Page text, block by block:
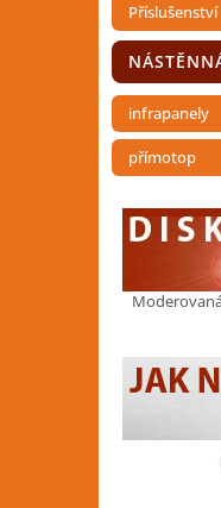
Příslušenství
infrapanely
přímotop